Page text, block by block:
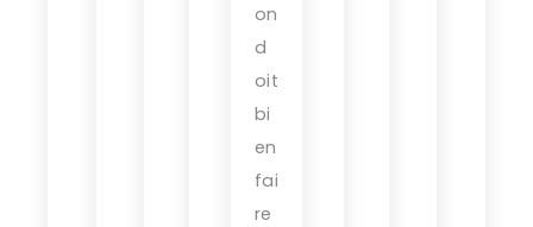
on
d
oit
bi
en
fai
re